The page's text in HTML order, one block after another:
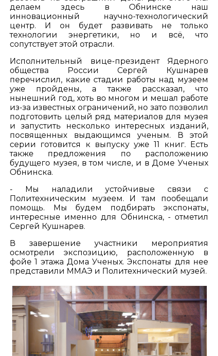
делаем здесь в Обнинске наш
инновационный научно-технологический
центр. И он будет развивать не только
технологии энергетики, но и всё, что
сопутствует этой отрасли.
Исполнительный вице-президент Ядерного
общества России Сергей Кушнарев
перечислил, какие стадии работы над музеем
уже пройдены, а также рассказал, что
нынешний год, хоть во многом и мешал работе
из-за известных ограничений, но зато позволил
подготовить целый ряд материалов для музея
и запустить несколько интересных изданий,
посвященных выдающимся ученым. В этой
серии готовится к выпуску уже 11 книг. Есть
также предложения по расположению
будущего музея, в том числе, и в Доме Ученых
Обнинска.
- Мы наладили устойчивые связи с
Политехническим музеем. И там пообещали
помощь. Мы будем подбирать экспонаты,
интересные именно для Обнинска, - отметил
Сергей Кушнарев.
В завершение участники мероприятия
осмотрели экспозицию, расположенную в
фойе 1 этажа Дома Ученых. Экспонаты для нее
представили ММАЭ и Политехнический музей.